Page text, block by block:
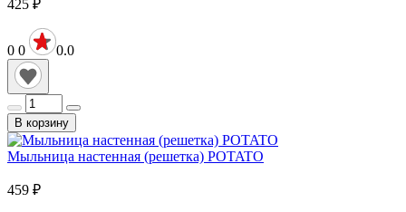
425 ₽
0 0 0.0
В корзину
Мыльница настенная (решетка) POTATO
459 ₽